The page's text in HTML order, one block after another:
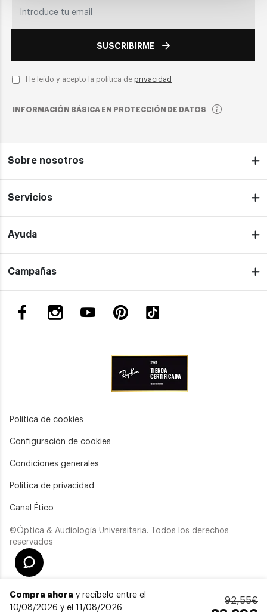
Compra ahora y recíbelo entre el
10/08/2026 y el 11/08/2026
92,55€
SUSCRIBIRME
He leído y acepto la política de privacidad
INFORMACIÓN BÁSICA EN PROTECCIÓN DE DATOS
Sobre nosotros
Servicios
Ayuda
Campañas
Política de cookies
Configuración de cookies
Condiciones generales
Política de privacidad
Canal Ético
©Óptica & Audiología Universitaria. Todos los derechos
reservados